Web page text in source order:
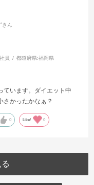
きん
員 都道府県:福岡県
ています。ダイエット中
さかったかなぁ？
0 Like! 0